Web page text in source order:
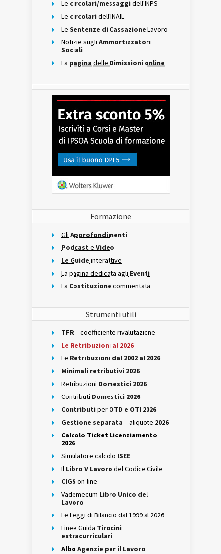
Le circolari/messaggi dell'INPS
Le circolari dell'INAIL
Le Sentenze di Cassazione Lavoro
Notizie sugli Ammortizzatori
Sociali
La pagina delle Dimissioni online
Formazione
Gli Approfondimenti
Podcast e Video
Le Guide interattive
La pagina dedicata agli Eventi
La Costituzione commentata
Strumenti utili
TFR– coefficiente rivalutazione
Le Retribuzioni al 2026
Le Retribuzioni dal 2002 al 2026
Minimali retributivi 2026
Retribuzioni Domestici 2026
Contributi Domestici 2026
Contributi per OTD e OTI 2026
Gestione separata – aliquote 2026
Calcolo Ticket Licenziamento
2026
Simulatore calcolo ISEE
Il Libro V Lavoro del Codice Civile
CIGS on-line
Vademecum Libro Unico del
Lavoro
Le Leggi di Bilancio dal 1999 al 2026
Linee Guida Tirocini
extracurriculari
Albo Agenzie per il Lavoro